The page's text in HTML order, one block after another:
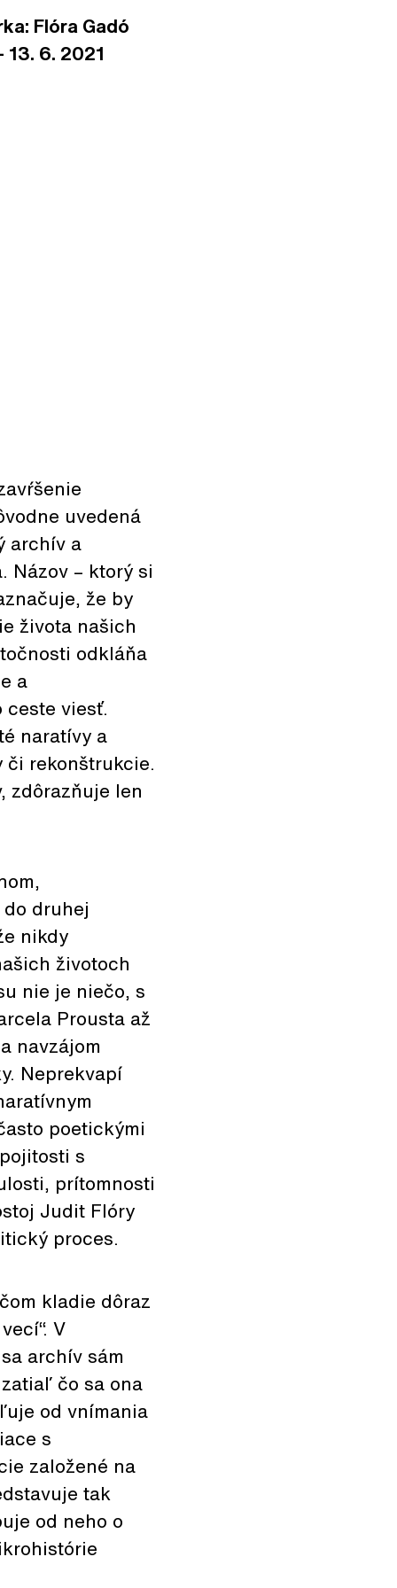
Flóra Gadó
13. 6. 2021
uvedená
archív a
Názov – ktorý si
že by
života našich
odkláňa
a
viesť.
naratívy a
rekonštrukcie.
zdôrazňuje len
druhej
nikdy
životoch
nie je niečo, s
Prousta až
navzájom
Neprekvapí
poetickými
s
prítomnosti
Judit Flóry
proces.
kladie dôraz
V
archív sám
čo sa ona
od vnímania
s
založené na
tak
od neho o